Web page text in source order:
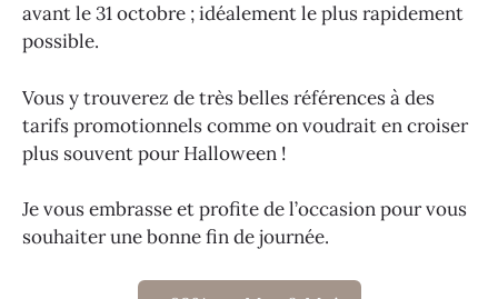
avant le 31 octobre ; idéalement le plus rapidement
possible.
Vous y trouverez de très belles références à des
tarifs promotionnels comme on voudrait en croiser
plus souvent pour Halloween !
Je vous embrasse et profite de l’occasion pour vous
souhaiter une bonne fin de journée.